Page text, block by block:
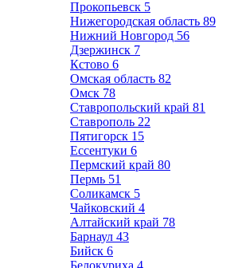
Прокопьевск 5
Нижегородская область 89
Нижний Новгород 56
Дзержинск 7
Кстово 6
Омская область 82
Омск 78
Ставропольский край 81
Ставрополь 22
Пятигорск 15
Ессентуки 6
Пермский край 80
Пермь 51
Соликамск 5
Чайковский 4
Алтайский край 78
Барнаул 43
Бийск 6
Белокуриха 4